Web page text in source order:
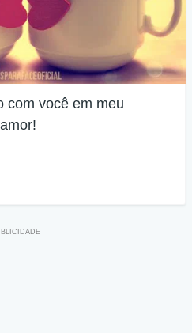
com você em meu